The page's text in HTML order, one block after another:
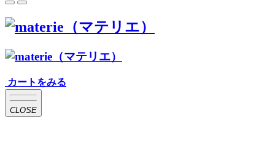
カートをみる
CLOSE